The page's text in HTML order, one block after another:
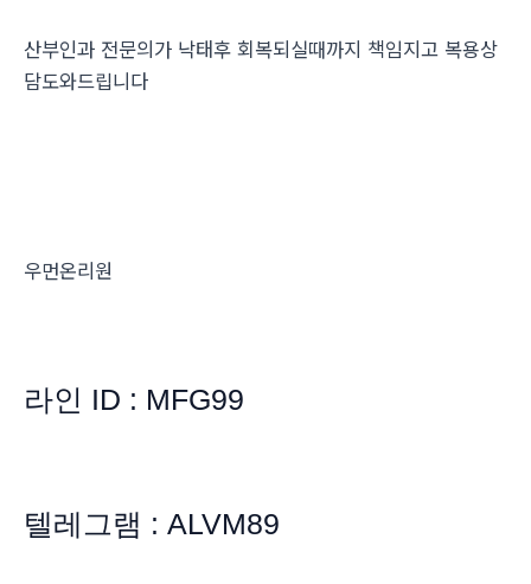
산부인과 전문의가 낙태후 회복되실때까지 책임지고 복용상
담도와드립니다
우먼온리원
라인 ID : MFG99
텔레그램 : ALVM89